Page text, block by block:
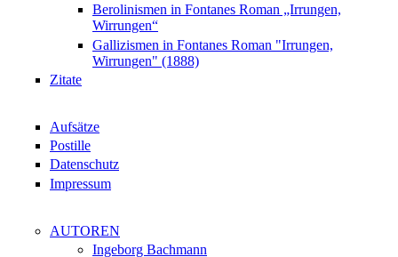
Berolinismen in Fontanes Roman „Irrungen,
Wirrungen“
Gallizismen in Fontanes Roman "Irrungen,
Wirrungen" (1888)
Zitate
Aufsätze
Postille
Datenschutz
Impressum
AUTOREN
Ingeborg Bachmann